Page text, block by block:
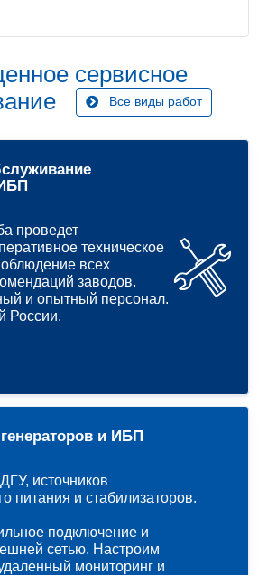
сервисное
Все виды работ
проведет
техническое
всех
заводов.
и опытный персонал.
России.
и ИБП
источников
питания и стабилизаторов.
подключение и
сетью. Настроим
мониторинг и